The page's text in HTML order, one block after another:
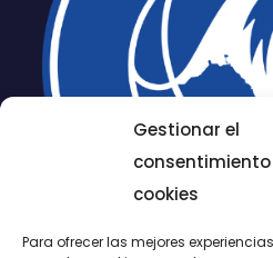
Gestionar el
cookies
Para ofrecer las mejores